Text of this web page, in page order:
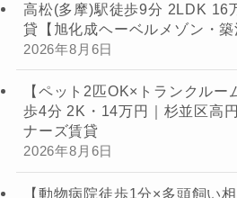
高松(多摩)駅徒歩9分 2LDK 16
貸【旭化成ヘーベルメゾン・
2026年8月6日
【ペット2匹OK×トランクルー
歩4分 2K・14万円｜杉並区高
ナーズ賃貸
2026年8月6日
【動物病院徒歩1分×多頭飼い